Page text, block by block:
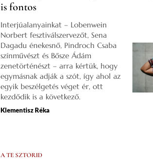
is fontos
Interjúalanyainkat – Lobenwein
Norbert fesztiválszervezőt, Sena
Dagadu énekesnő, Pindroch Csaba
színművészt és Bősze Ádám
zenetörténészt – arra kértük, hogy
egymásnak adják a szót, így ahol az
egyik beszélgetés véget ér, ott
kezdődik is a következő.
Klementisz Réka
A TE SZTORID